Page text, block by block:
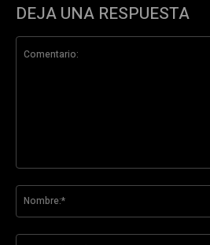
DEJA UNA RESPUESTA